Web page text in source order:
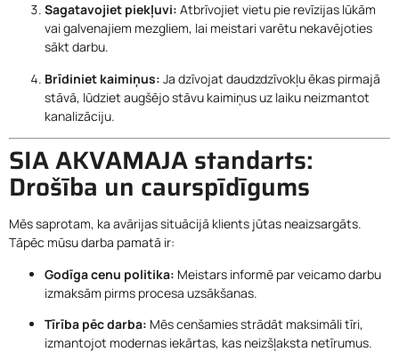
Sagatavojiet piekļuvi: Atbrīvojiet vietu pie revīzijas lūkām
vai galvenajiem mezgliem, lai meistari varētu nekavējoties
sākt darbu.
Brīdiniet kaimiņus: Ja dzīvojat daudzdzīvokļu ēkas pirmajā
stāvā, lūdziet augšējo stāvu kaimiņus uz laiku neizmantot
kanalizāciju.
SIA AKVAMAJA standarts:
Drošība un caurspīdīgums
Mēs saprotam, ka avārijas situācijā klients jūtas neaizsargāts.
Tāpēc mūsu darba pamatā ir:
Godīga cenu politika: Meistars informē par veicamo darbu
izmaksām pirms procesa uzsākšanas.
Tīrība pēc darba: Mēs cenšamies strādāt maksimāli tīri,
izmantojot modernas iekārtas, kas neizšļaksta netīrumus.